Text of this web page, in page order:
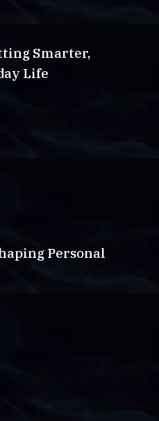
Smarter,
Life
Personal